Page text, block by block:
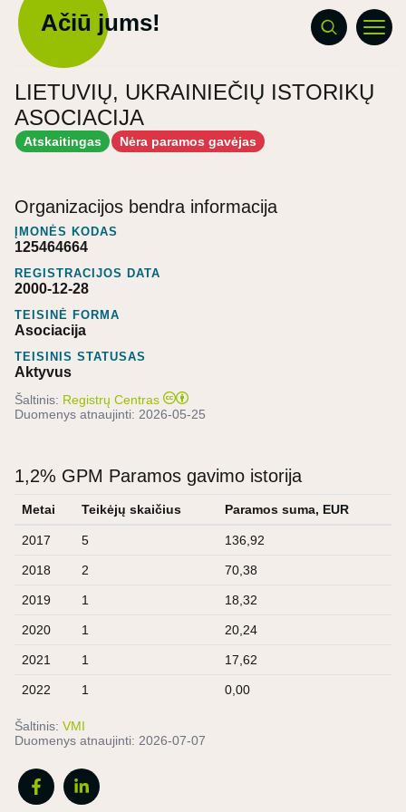
Ačiū jums!
LIETUVIŲ, UKRAINIEČIŲ ISTORIKŲ
ASOCIACIJA
Atskaitingas Nėra paramos gavėjas
Organizacijos bendra informacija
ĮMONĖS KODAS
125464664
REGISTRACIJOS DATA
2000-12-28
TEISINĖ FORMA
Asociacija
TEISINIS STATUSAS
Aktyvus
Šaltinis: Registrų Centras
Duomenys atnaujinti: 2026-05-25
1,2% GPM Paramos gavimo istorija
Metai Teikėjų skaičius Paramos suma, EUR
2017 5 136,92
2018 2 70,38
2019 1 18,32
2020 1 20,24
2021 1 17,62
2022 1 0,00
Šaltinis: VMI
Duomenys atnaujinti: 2026-07-07